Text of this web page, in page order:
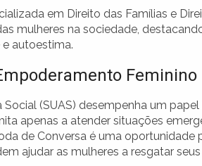
em Direito das Famílias e
mulheres na sociedade,
autoestima.
Feminino
Social (SUAS) desempenha um
apenas a atender situações
de Conversa é uma
ajudar as mulheres a resgatar